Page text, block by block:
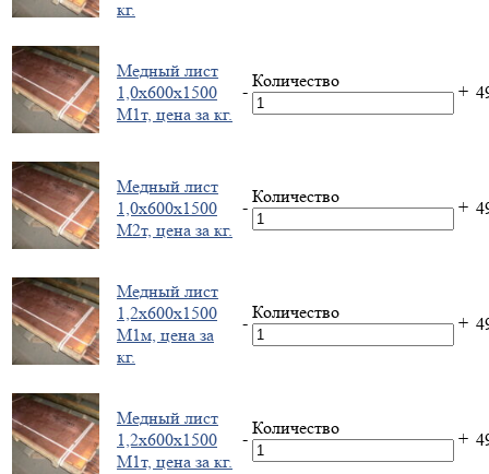
кг.
Медный лист
1,0х600х1500
М1т, цена за кг.
-
Количество
+
Медный лист
1,0х600х1500
М2т, цена за кг.
-
Количество
+
Медный лист
1,2х600х1500
М1м, цена за
кг.
-
Количество
+
Медный лист
1,2х600х1500
М1т, цена за кг.
-
Количество
+